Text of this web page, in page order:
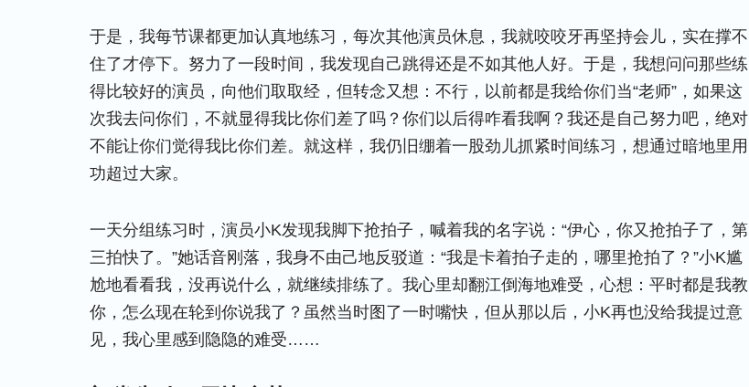
于是，我每节课都更加认真地练习，每次其他演员休息，我就咬咬牙再坚持会儿，实在撑不
住了才停下。努力了一段时间，我发现自己跳得还是不如其他人好。于是，我想问问那些练
得比较好的演员，向他们取取经，但转念又想：不行，以前都是我给你们当“老师”，如果这
次我去问你们，不就显得我比你们差了吗？你们以后得咋看我啊？我还是自己努力吧，绝对
不能让你们觉得我比你们差。就这样，我仍旧绷着一股劲儿抓紧时间练习，想通过暗地里用
功超过大家。
一天分组练习时，演员小K发现我脚下抢拍子，喊着我的名字说：“伊心，你又抢拍子了，第
三拍快了。”她话音刚落，我身不由己地反驳道：“我是卡着拍子走的，哪里抢拍了？”小K尴
尬地看看我，没再说什么，就继续排练了。我心里却翻江倒海地难受，心想：平时都是我教
你，怎么现在轮到你说我了？虽然当时图了一时嘴快，但从那以后，小K再也没给我提过意
见，我心里感到隐隐的难受……